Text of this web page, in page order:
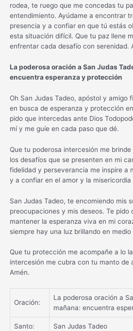
rodea, te ruego que me concedas tu
entendimiento. Ayúdame a encontrar
presencia y a confiar en que tú estás
esta situación difícil. Que tu paz llene
enfrentar cada desafío con serenidad.
La poderosa oración a San Judas
encuentra esperanza y protección
Oh San Judas Tadeo, apóstol y amigo
en busca de esperanza y protección
pido que intercedas ante Dios
mí y me guíe en cada paso que dé.
Que tu poderosa intercesión me
los desafíos que se presenten en mi
fidelidad y perseverancia me inspire a
y a confiar en el amor y la misericordia
San Judas Tadeo, te encomiendo mis
preocupaciones y mis deseos. Te pido
mantener la esperanza viva en mi
siempre hay una luz brillando en
Que tu protección me acompañe a lo
intercesión me cubra con tu manto de
Amén.
Oración:
La poderosa oración a
mañana: encuentra
Santo: San Judas Tadeo